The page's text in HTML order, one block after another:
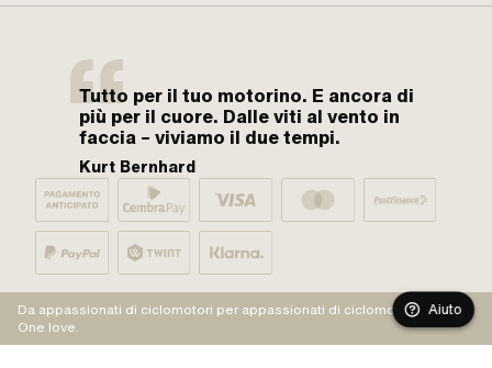
Tutto per il tuo motorino. E ancora di
più per il cuore. Dalle viti al vento in
faccia – viviamo il due tempi.
Kurt Bernhard
Da appassionati di ciclomotori per appassionati di ciclomotori.
One love.
Aiuto